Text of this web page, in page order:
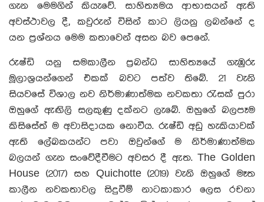
ගැන මෙමගින් කියැවේ. සාහිත්‍යමය ආභාසයන් ඇති
අවස්ථාවල දී, කවුරුන් විසින් කාට ලියනු ලබන්නේ ද
යන ප්‍රශ්නය මෙම කතාවෙන් අසන බව පෙනේ.
රුෂ්ඩි යනු සමකාලීන ප්‍රබන්ධ සාහිත්‍යයේ ගැඹුරු
මූලාශ්‍රයන්ගෙන් එකක් බවට පත්ව තිබේ. 21 වැනි
සියවසේ විශාල නව නිර්මාණාත්මක නවකතා රැසක් පුරා
ඔහුගේ ඇඟිලි සලකුණු දක්නට ලැබේ. ඔහුගේ බලපෑම
කිසිසේත් ම අවාසිදායක නොවීය. රුෂ්ඩි අඩු හැකියාවක්
ඇති ලේඛකයන්ට පවා ඔවුන්ගේ ම නිර්මාණාත්මක
බලයන් ගැන සංවේදීවීමට අවසර දී ඇත. The Golden
House (2017) සහ Quichotte (2019) වැනි ඔහුගේ මෑත
කාලීන නවකතාවල සිදුවීම් නාටකාකාර ලෙස රචනා